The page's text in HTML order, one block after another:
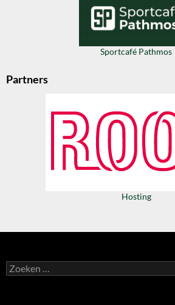
Sportcafé Pathmos
Partners
Hosting
Zoeken
naar: